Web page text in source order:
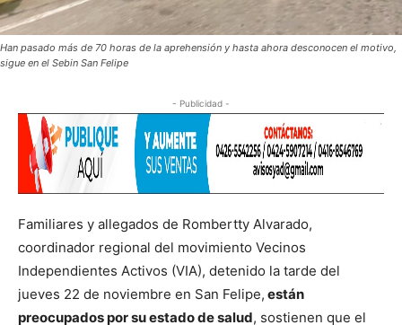
Han pasado más de 70 horas de la aprehensión y hasta ahora desconocen el motivo,
sigue en el Sebin San Felipe
- Publicidad -
Familiares y allegados de Rombertty Alvarado,
coordinador regional del movimiento Vecinos
Independientes Activos (VIA), detenido la tarde del
jueves 22 de noviembre en San Felipe, están
preocupados por su estado de salud, sostienen que el